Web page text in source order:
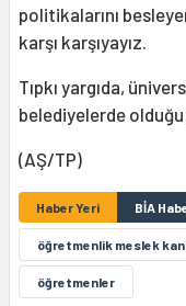
politikalarını
karşı karşıyayız.
Tıpkı yargıda,
belediyelerde
(AŞ/TP)
Haber Yeri BİA
öğretmenlik meslek
öğretmenler